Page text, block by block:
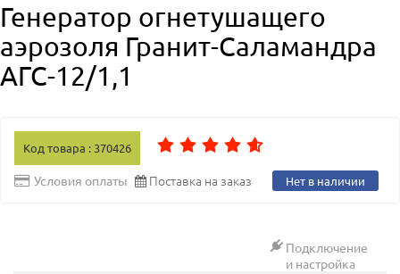
Генератор огнетушащего
аэрозоля Гранит-Саламандра
АГС-12/1,1
Код товара : 370426
Условия оплаты Поставка на заказ Нет в наличии
Подключение
и настройка